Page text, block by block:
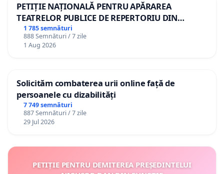
PETIȚIE NAȚIONALĂ PENTRU APĂRAREA
TEATRELOR PUBLICE DE REPERTORIU DIN
ROMÂNIA
1 785 semnături
888 Semnături / 7 zile
1 Aug 2026
Solicităm combaterea urii online față de
persoanele cu dizabilități
7 749 semnături
887 Semnături / 7 zile
29 Jul 2026
PETIȚIE PENTRU DEMITEREA PREȘEDINTELUI